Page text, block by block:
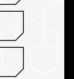
厚度的铝合金
高，再加贴
热效果，搭
极表面处